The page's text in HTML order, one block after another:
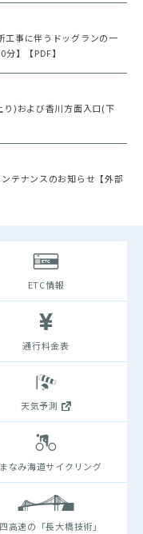
事に伴うドッグランの一
】【PDF】
)および香川方面入口(下
テナンスのお知らせ【外部
ETC情報
通行料金表
天気予測
なみ海道サイクリング
高速の「長大橋技術」